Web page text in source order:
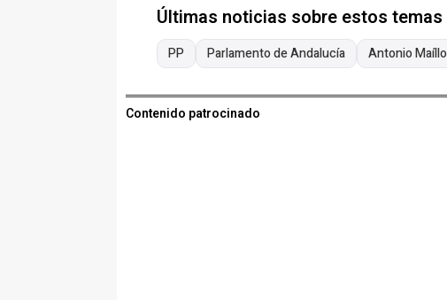
Últimas noticias sobre estos temas
PP Parlamento de Andalucía Antonio Maíllo
Contenido patrocinado